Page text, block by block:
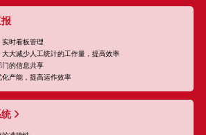
时看板管理
大减少人工统计的工作量，提高效率
的信息共享
产能，提高运作效率